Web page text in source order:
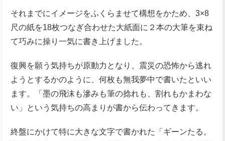
それまでにイメージをふくらませて構想をかため、3×8
尺の紙を18枚つなぎ合わせた大紙面に２本の大筆を束ね
て巧みに操り一気に書き上げました。
復興を願う気持ちが原動力となり、震災の恐怖から逃れ
ようとするかのように、何枚も無我夢中で書いたといい
ます。「墨の飛沫も滲みも筆の捻れも、割れもかまわな
い」という気持ちの高まりが書から伝わってきます。
終盤にかけて特に大きな文字で書かれた「ギーンたる。